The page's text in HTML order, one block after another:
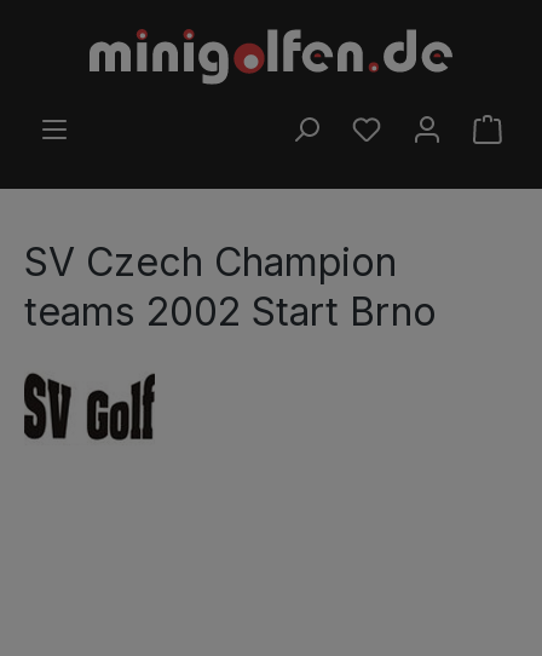
Passa al contenuto principale
HAI 0 ARTICOLIIL
SV Czech Champion
teams 2002 Start Brno